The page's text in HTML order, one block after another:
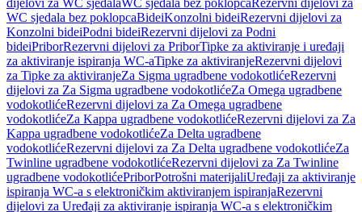
dijelovi za WC sjedalaWC sjedala bez poklopcaRezervni dijelovi za
WC sjedala bez poklopcaBideiKonzolni bideiRezervni dijelovi za
Konzolni bideiPodni bideiRezervni dijelovi za Podni
bideiPriborRezervni dijelovi za PriborTipke za aktiviranje i uređaji
za aktiviranje ispiranja WC-aTipke za aktiviranjeRezervni dijelovi
za Tipke za aktiviranjeZa Sigma ugradbene vodokotlićeRezervni
dijelovi za Za Sigma ugradbene vodokotlićeZa Omega ugradbene
vodokotlićeRezervni dijelovi za Za Omega ugradbene
vodokotlićeZa Kappa ugradbene vodokotlićeRezervni dijelovi za Za
Kappa ugradbene vodokotlićeZa Delta ugradbene
vodokotlićeRezervni dijelovi za Za Delta ugradbene vodokotlićeZa
Twinline ugradbene vodokotlićeRezervni dijelovi za Za Twinline
ugradbene vodokotlićePriborPotrošni materijaliUređaji za aktiviranje
ispiranja WC-a s elektroničkim aktiviranjem ispiranjaRezervni
dijelovi za Uređaji za aktiviranje ispiranja WC-a s elektroničkim